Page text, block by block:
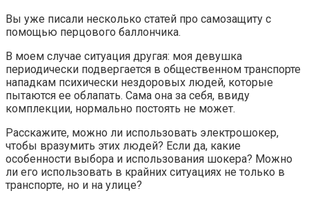
Вы уже писали несколько статей про самозащиту с
помощью перцового баллончика.
В моем случае ситуация другая: моя девушка
периодически подвергается в общественном транспорте
нападкам психически нездоровых людей, которые
пытаются ее облапать. Сама она за себя, ввиду
комплекции, нормально постоять не может.
Расскажите, можно ли использовать электрошокер,
чтобы вразумить этих людей? Если да, какие
особенности выбора и использования шокера? Можно
ли его использовать в крайних ситуациях не только в
транспорте, но и на улице?